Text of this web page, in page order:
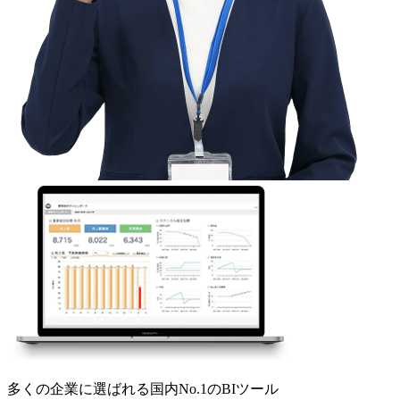
多くの企業に選ばれる国内No.1のBIツール